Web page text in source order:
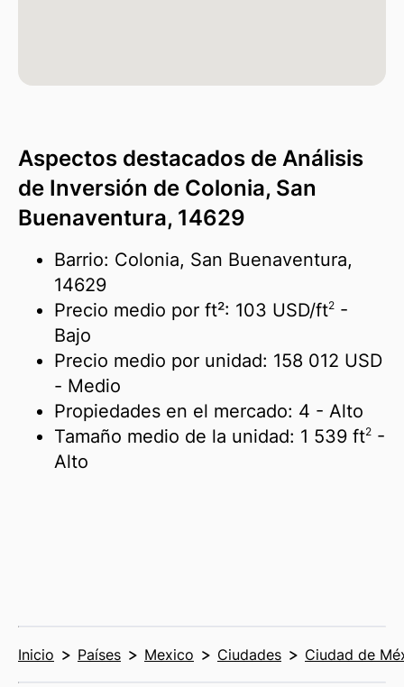
Aspectos destacados de Análisis
de Inversión de Colonia, San
Buenaventura, 14629
Barrio: Colonia, San Buenaventura,
14629
Precio medio por ft²: 103 USD/ft2 -
Bajo
Precio medio por unidad: 158 012 USD
- Medio
Propiedades en el mercado: 4 - Alto
Tamaño medio de la unidad: 1 539 ft2 -
Alto
Inicio Países Mexico Ciudades Ciudad de